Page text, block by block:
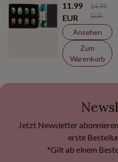
11.99
EUR
14.99
EUR
Ansehen
Zum
Warenkorb
Jetzt Newsletter
erste
*Gilt ab einem